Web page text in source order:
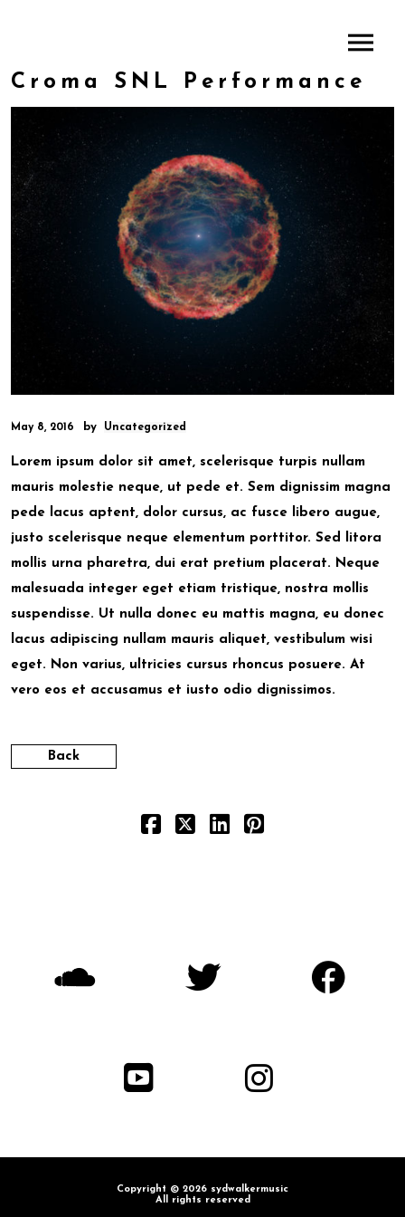
Croma SNL Performance
May 8, 2016 by Uncategorized
Lorem ipsum dolor sit amet, scelerisque turpis nullam
mauris molestie neque, ut pede et. Sem dignissim magna
pede lacus aptent, dolor cursus, ac fusce libero augue,
justo scelerisque neque elementum porttitor. Sed litora
mollis urna pharetra, dui erat pretium placerat. Neque
malesuada integer eget etiam tristique, nostra mollis
suspendisse. Ut nulla donec eu mattis magna, eu donec
lacus adipiscing nullam mauris aliquet, vestibulum wisi
eget. Non varius, ultricies cursus rhoncus posuere. At
vero eos et accusamus et iusto odio dignissimos.
Back
Copyright © 2026 sydwalkermusic
All rights reserved